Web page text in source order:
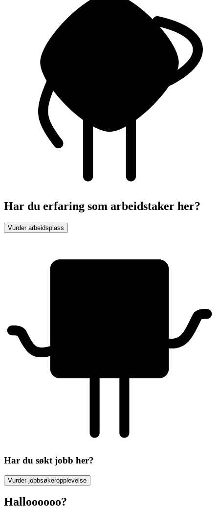
Har du erfaring som arbeidstaker her?
Vurder arbeidsplass
Har du søkt jobb her?
Vurder jobbsøkeropplevelse
Halloooooo?